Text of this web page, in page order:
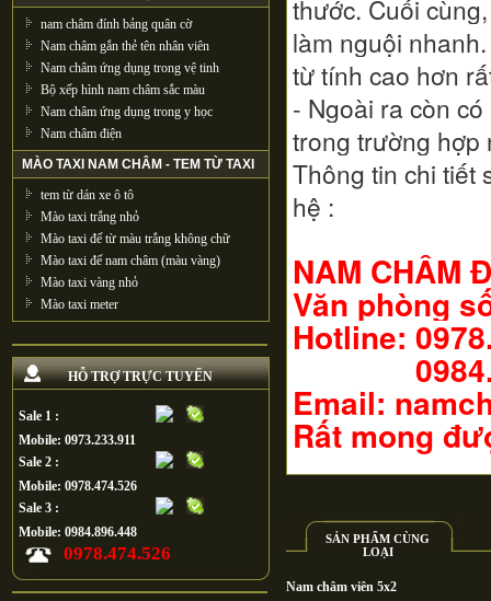
nam châm đính bảng quân cờ
Nam châm gắn thẻ tên nhân viên
Nam châm ứng dụng trong vệ tinh
Bộ xếp hình nam châm sắc màu
Nam châm ứng dụng trong y học
Nam châm điện
MÀO TAXI NAM CHÂM - TEM TỪ TAXI
tem từ dán xe ô tô
Mào taxi trắng nhỏ
Mào taxi đế từ màu trắng không chữ
Mào taxi đế nam châm (màu vàng)
Mào taxi vàng nhỏ
Mào taxi meter
HỖ TRỢ TRỰC TUYẾN
Sale 1 :
Mobile: 0973.233.911
Sale 2 :
Mobile: 0978.474.526
Sale 3 :
Mobile: 0984.896.448
0978.474.526
thước. Cuối
làm nguội
từ tính cao hơn
- Ngoài ra còn
trong trường hợp
Thông tin chi tiết
hệ :
NAM CHÂM
Văn phòng
Hotline:
Email:
Rất mong
SẢN PHẨM CÙNG
LOẠI
Nam châm viên 5x2